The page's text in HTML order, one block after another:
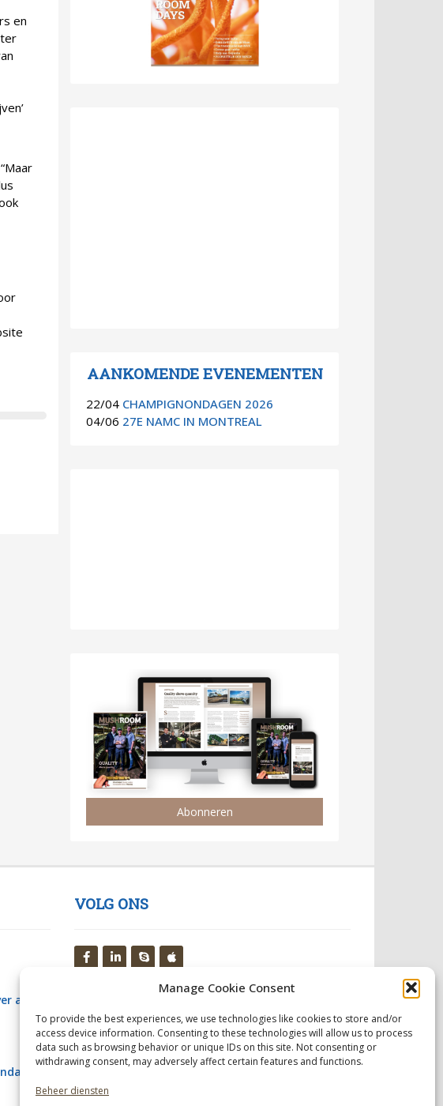
Manage Cookie Consent
To provide the best experiences, we use technologies like cookies to store and/or
access device information. Consenting to these technologies will allow us to process
data such as browsing behavior or unique IDs on this site. Not consenting or
withdrawing consent, may adversely affect certain features and functions.
Beheer diensten
en
AANKOMENDE EVENEMENTEN
22/04 CHAMPIGNONDAGEN 2026
04/06 27E NAMC IN MONTREAL
Abonneren
aan
VOLG ONS